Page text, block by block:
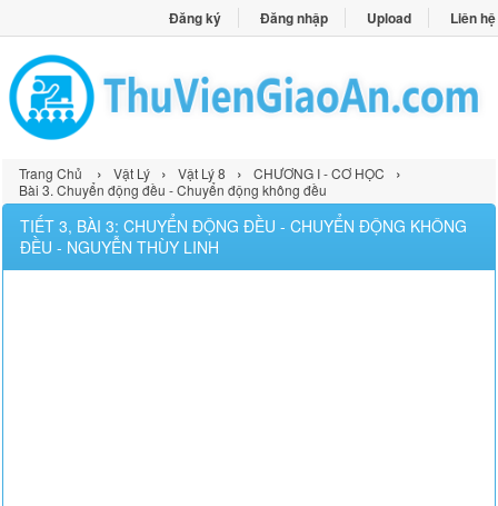
Đăng ký Đăng nhập Upload Liên hệ
Trang Chủ › Vật Lý › Vật Lý 8 › CHƯƠNG I - CƠ HỌC ›
Bài 3. Chuyển động đều - Chuyển động không đều
TIẾT 3, BÀI 3: CHUYỂN ĐỘNG ĐỀU - CHUYỂN ĐỘNG KHÔNG
ĐỀU - NGUYỄN THÙY LINH